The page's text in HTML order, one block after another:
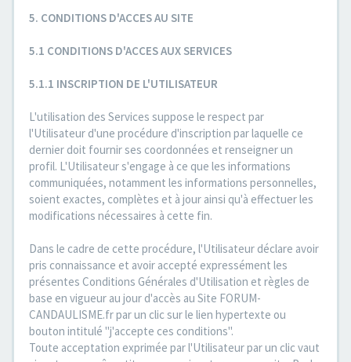
5. CONDITIONS D'ACCES AU SITE
5.1 CONDITIONS D'ACCES AUX SERVICES
5.1.1 INSCRIPTION DE L'UTILISATEUR
L'utilisation des Services suppose le respect par
l'Utilisateur d'une procédure d'inscription par laquelle ce
dernier doit fournir ses coordonnées et renseigner un
profil. L'Utilisateur s'engage à ce que les informations
communiquées, notamment les informations personnelles,
soient exactes, complètes et à jour ainsi qu'à effectuer les
modifications nécessaires à cette fin.
Dans le cadre de cette procédure, l'Utilisateur déclare avoir
pris connaissance et avoir accepté expressément les
présentes Conditions Générales d'Utilisation et règles de
base en vigueur au jour d'accès au Site FORUM-
CANDAULISME.fr par un clic sur le lien hypertexte ou
bouton intitulé "j'accepte ces conditions".
Toute acceptation exprimée par l'Utilisateur par un clic vaut